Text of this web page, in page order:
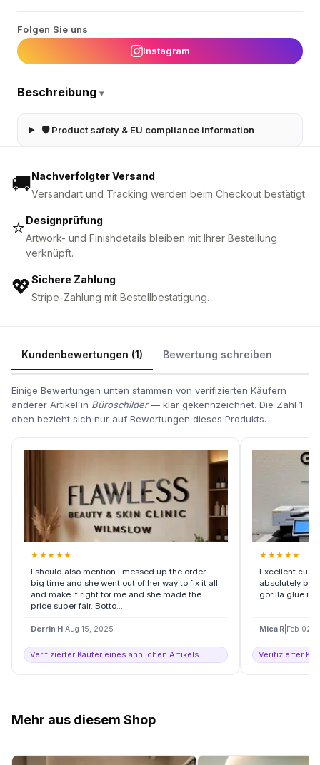
Folgen Sie uns
Instagram
Beschreibung ▾
🛡 Product safety & EU compliance information
🚚Nachverfolgter Versand
Versandart und Tracking werden beim Checkout bestätigt.
⭐Designprüfung
Artwork- und Finishdetails bleiben mit Ihrer Bestellung
verknüpft.
💖Sichere Zahlung
Stripe-Zahlung mit Bestellbestätigung.
Kundenbewertungen (1) Bewertung schreiben
Einige Bewertungen unten stammen von verifizierten Käufern
anderer Artikel in Büroschilder— klar gekennzeichnet. Die Zahl 1
oben bezieht sich nur auf Bewertungen dieses Produkts.
★ ★★ ★★
I should also mention I messed up the order
big time and she went out of her way to fix it all
and make it right for me and she made the
price super fair. Botto...
Derrin H Aug 15, 2025
Verifizierter Käufer eines ähnlichen Artikels
★ ★★ ★★
Excellent
absolutely
gorilla glue if
Mica R Feb 02,
Verifizierter
Mehr aus diesem Shop